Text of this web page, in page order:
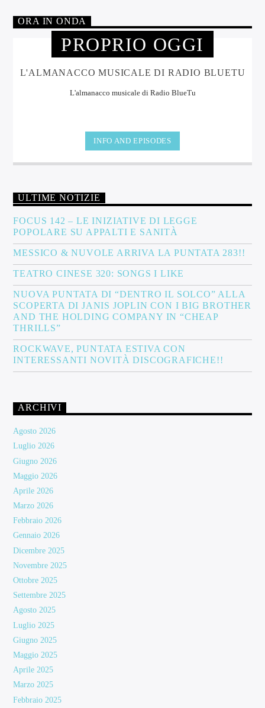
ORA IN ONDA
PROPRIO OGGI
L'ALMANACCO MUSICALE DI RADIO BLUETU
L'almanacco musicale di Radio BlueTu
INFO AND EPISODES
ULTIME NOTIZIE
FOCUS 142 – LE INIZIATIVE DI LEGGE
POPOLARE SU APPALTI E SANITÀ
MESSICO & NUVOLE ARRIVA LA PUNTATA 283!!
TEATRO CINESE 320: SONGS I LIKE
NUOVA PUNTATA DI “DENTRO IL SOLCO” ALLA
SCOPERTA DI JANIS JOPLIN CON I BIG BROTHER
AND THE HOLDING COMPANY IN “CHEAP
THRILLS”
ROCKWAVE, PUNTATA ESTIVA CON
INTERESSANTI NOVITÀ DISCOGRAFICHE!!
ARCHIVI
Agosto 2026
Luglio 2026
Giugno 2026
Maggio 2026
Aprile 2026
Marzo 2026
Febbraio 2026
Gennaio 2026
Dicembre 2025
Novembre 2025
Ottobre 2025
Settembre 2025
Agosto 2025
Luglio 2025
Giugno 2025
Maggio 2025
Aprile 2025
Marzo 2025
Febbraio 2025